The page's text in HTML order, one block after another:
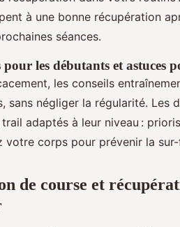
à une bonne récupération
séances.
pour les débutants et astuces
les conseils
sans négliger la régularité. Les
trail adaptés à leur niveau :
votre corps pour prévenir la
de course et